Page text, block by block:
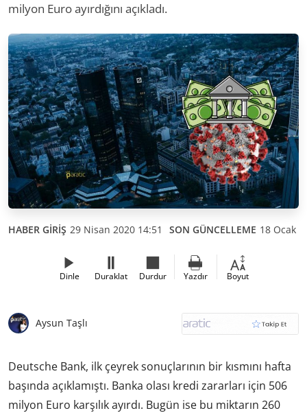
milyon Euro ayırdığını açıkladı.
HABER GİRİŞ 29 Nisan 2020 14:51 SON GÜNCELLEME 18 Ocak
Dinle Duraklat Durdur Yazdır Boyut
Aysun Taşlı
Deutsche Bank, ilk çeyrek sonuçlarının bir kısmını hafta
başında açıklamıştı. Banka olası kredi zararları için 506
milyon Euro karşılık ayırdı. Bugün ise bu miktarın 260